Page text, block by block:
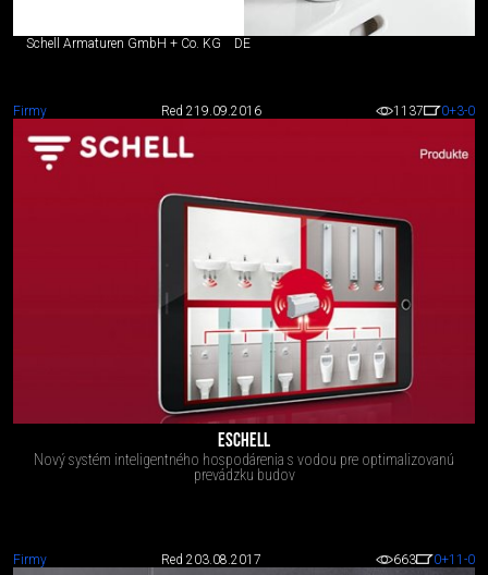
Schell Armaturen GmbH + Co. KG DE
Firmy Red 219.09.2016 1137 0+3-0
ESCHELL
Nový systém inteligentného hospodárenia s vodou pre optimalizovanú
prevádzku budov
Firmy Red 203.08.2017 663 0+11 -0